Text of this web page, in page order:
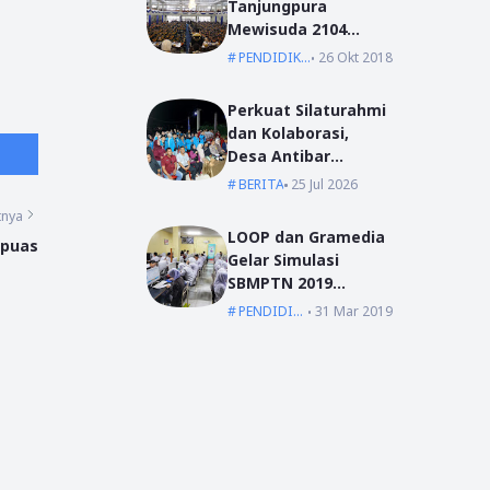
Tanjungpura
Mewisuda 2104
Lulusan pada
PENDIDIKAN26 Okt 2018
Perkuat Silaturahmi
dan Kolaborasi,
Desa Antibar
Sambut Mahasiswa
BERITA 25 Jul 2026
LOOP dan Gramedia
Gelar Simulasi
SBMPTN 2019
Serentak Se-
PENDIDIKAN31 Mar 2019